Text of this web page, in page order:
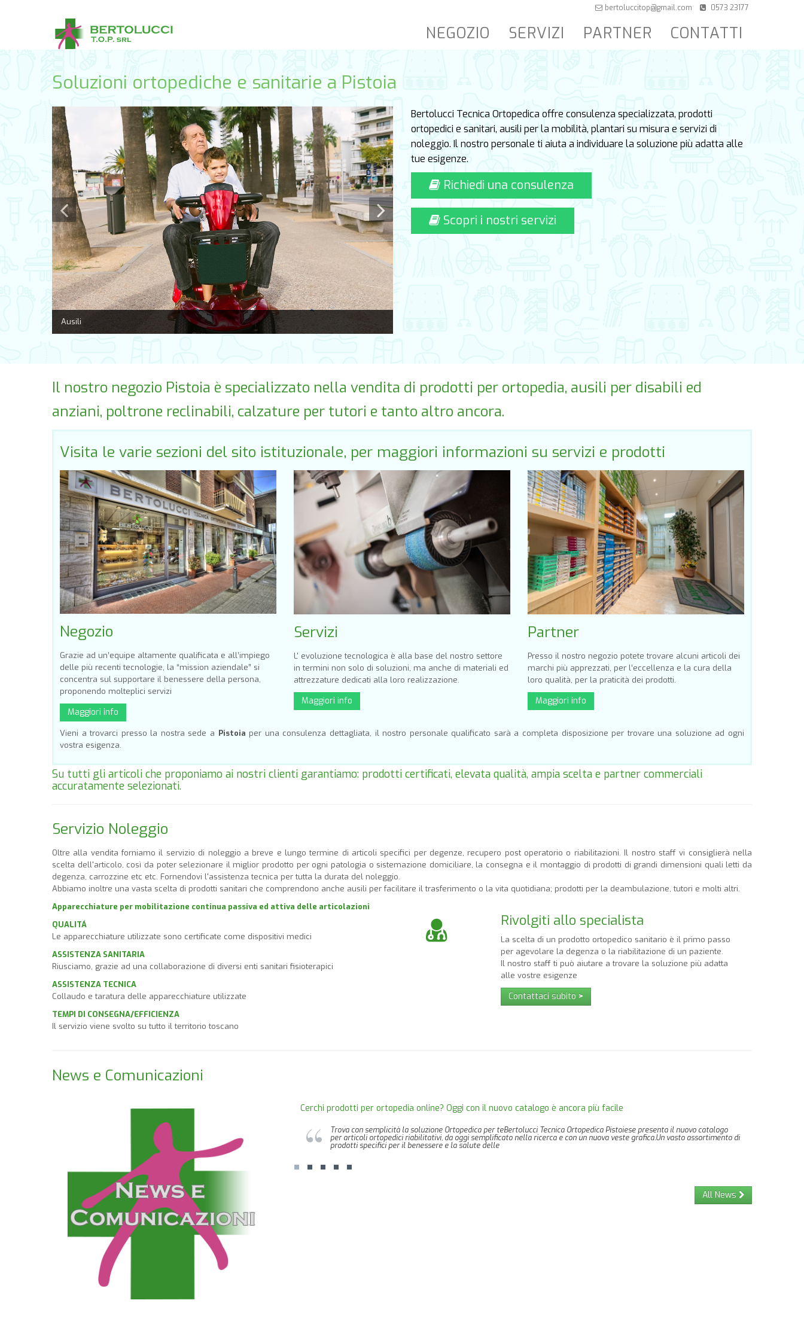
bertoluccitop@gmail.com 0573 23177
NEGOZIO SERVIZI PARTNER CONTATTI
Soluzioni ortopediche e sanitarie a Pistoia
Ausili
Bertolucci Tecnica Ortopedica offre consulenza specializzata, prodotti
ortopedici e sanitari, ausili per la mobilità, plantari su misura e servizi di
noleggio. Il nostro personale ti aiuta a individuare la soluzione più adatta alle
tue esigenze.
Richiedi una consulenza
Scopri i nostri servizi
Il nostro negozio Pistoia è specializzato nella vendita di prodotti per ortopedia, ausili per disabili ed
anziani, poltrone reclinabili, calzature per tutori e tanto altro ancora.
Visita le varie sezioni del sito istituzionale, per maggiori informazioni su servizi e prodotti
Negozio
Grazie ad un’equipe altamente qualificata e all’impiego
delle più recenti tecnologie, la “mission aziendale” si
concentra sul supportare il benessere della persona,
proponendo molteplici servizi
Maggiori info
Servizi
L' evoluzione tecnologica è alla base del nostro settore
in termini non solo di soluzioni, ma anche di materiali ed
attrezzature dedicati alla loro realizzazione.
Maggiori info
Partner
Presso il nostro negozio potete trovare alcuni articoli dei
marchi più apprezzati, per l’eccellenza e la cura della
loro qualità, per la praticità dei prodotti.
Maggiori info
Vieni a trovarci presso la nostra sede a Pistoia per una consulenza dettagliata, il nostro personale qualificato sarà a completa disposizione per trovare una soluzione ad ogni
vostra esigenza.
Su tutti gli articoli che proponiamo ai nostri clienti garantiamo: prodotti certificati, elevata qualità, ampia scelta e partner commerciali
accuratamente selezionati.
Servizio Noleggio
Oltre alla vendita forniamo il servizio di noleggio a breve e lungo termine di articoli specifici per degenze, recupero post operatorio o riabilitazioni. Il nostro staff vi consiglierà nella
scelta dell'articolo, così da poter selezionare il miglior prodotto per ogni patologia o sistemazione domiciliare, la consegna e il montaggio di prodotti di grandi dimensioni quali letti da
degenza, carrozzine etc etc. Fornendovi l'assistenza tecnica per tutta la durata del noleggio.
Abbiamo inoltre una vasta scelta di prodotti sanitari che comprendono anche ausili per facilitare il trasferimento o la vita quotidiana; prodotti per la deambulazione, tutori e molti altri.
Apparecchiature per mobilitazione continua passiva ed attiva delle articolazioni
QUALITÁ
Le apparecchiature utilizzate sono certificate come dispositivi medici
ASSISTENZA SANITARIA
Riusciamo, grazie ad una collaborazione di diversi enti sanitari fisioterapici
ASSISTENZA TECNICA
Collaudo e taratura delle apparecchiature utilizzate
TEMPI DI CONSEGNA/EFFICIENZA
Il servizio viene svolto su tutto il territorio toscano
Rivolgiti allo specialista
La scelta di un prodotto ortopedico sanitario è il primo passo
per agevolare la degenza o la riabilitazione di un paziente.
Il nostro staff ti può aiutare a trovare la soluzione più adatta
alle vostre esigenze
Contattaci subito >
News e Comunicazioni
Cerchi prodotti per ortopedia online? Oggi con il nuovo catalogo è ancora più facile
Trova con semplicità la soluzione Ortopedica per teBertolucci Tecnica Ortopedica Pistoiese presenta il nuovo catalogo
per articoli ortopedici riabilitativi, da oggi semplificato nella ricerca e con un nuova veste grafica.Un vasto assortimento di
prodotti specifici per il benessere e la salute delle
All News